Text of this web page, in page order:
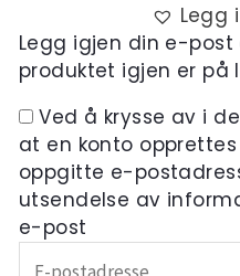
Legg
Legg igjen din e-
produktet igjen er på
Ved å krysse av i
at en konto
oppgitte e-
utsendelse av
e-post